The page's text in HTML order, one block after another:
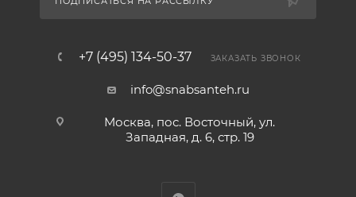
+7 (495) 134-50-37 ЗАКАЗАТЬ ЗВОНОК
info@snabsanteh.ru
Москва, пос. Восточный, ул.
Западная, д. 6, стр. 19